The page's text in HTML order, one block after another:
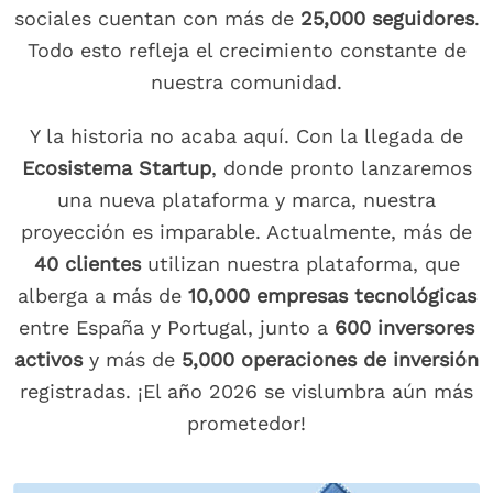
sociales cuentan con más de 25,000 seguidores.
Todo esto refleja el crecimiento constante de
nuestra comunidad.
Y la historia no acaba aquí. Con la llegada de
Ecosistema Startup, donde pronto lanzaremos
una nueva plataforma y marca, nuestra
proyección es imparable. Actualmente, más de
40 clientesutilizan nuestra plataforma, que
alberga a más de 10,000 empresas tecnológicas
entre España y Portugal, junto a 600 inversores
activosy más de 5,000 operaciones de inversión
registradas. ¡El año 2026 se vislumbra aún más
prometedor!